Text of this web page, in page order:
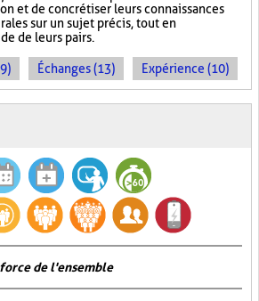
et de concrétiser leurs connaissances
sur un sujet précis, tout en
de leurs pairs.
Échanges (13) Expérience (10)
force de l'ensemble